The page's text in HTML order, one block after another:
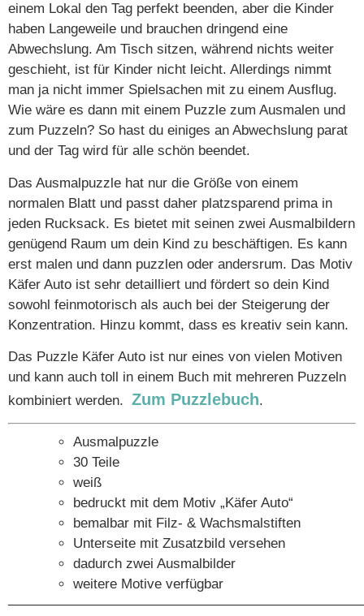
einem Lokal den Tag perfekt beenden, aber die Kinder
haben Langeweile und brauchen dringend eine
Abwechslung. Am Tisch sitzen, während nichts weiter
geschieht, ist für Kinder nicht leicht. Allerdings nimmt
man ja nicht immer Spielsachen mit zu einem Ausflug.
Wie wäre es dann mit einem Puzzle zum Ausmalen und
zum Puzzeln? So hast du einiges an Abwechslung parat
und der Tag wird für alle schön beendet.
Das Ausmalpuzzle hat nur die Größe von einem
normalen Blatt und passt daher platzsparend prima in
jeden Rucksack. Es bietet mit seinen zwei Ausmalbildern
genügend Raum um dein Kind zu beschäftigen. Es kann
erst malen und dann puzzlen oder andersrum. Das Motiv
Käfer Auto ist sehr detailliert und fördert so dein Kind
sowohl feinmotorisch als auch bei der Steigerung der
Konzentration. Hinzu kommt, dass es kreativ sein kann.
Das Puzzle Käfer Auto ist nur eines von vielen Motiven
und kann auch toll in einem Buch mit mehreren Puzzeln
kombiniert werden. Zum Puzzlebuch.
Ausmalpuzzle
30 Teile
weiß
bedruckt mit dem Motiv „Käfer Auto“
bemalbar mit Filz- & Wachsmalstiften
Unterseite mit Zusatzbild versehen
dadurch zwei Ausmalbilder
weitere Motive verfügbar